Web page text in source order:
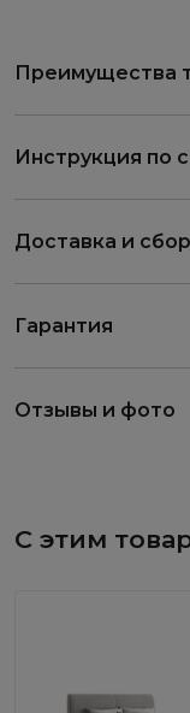
Преимущества
Инструкция по
Доставка и
Гарантия
Отзывы и фото
С этим